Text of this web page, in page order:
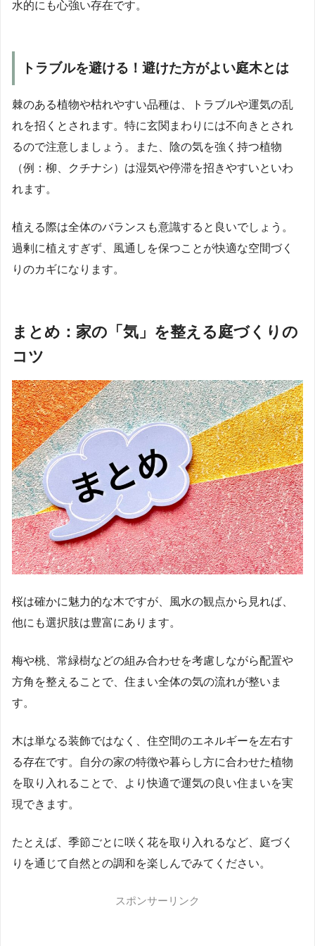
水的にも心強い存在です。
トラブルを避ける！避けた方がよい庭木とは
棘のある植物や枯れやすい品種は、トラブルや運気の乱
れを招くとされます。特に玄関まわりには不向きとされ
るので注意しましょう。また、陰の気を強く持つ植物
（例：柳、クチナシ）は湿気や停滞を招きやすいといわ
れます。
植える際は全体のバランスも意識すると良いでしょう。
過剰に植えすぎず、風通しを保つことが快適な空間づく
りのカギになります。
まとめ：家の「気」を整える庭づくりの
コツ
桜は確かに魅力的な木ですが、風水の観点から見れば、
他にも選択肢は豊富にあります。
梅や桃、常緑樹などの組み合わせを考慮しながら配置や
方角を整えることで、住まい全体の気の流れが整いま
す。
木は単なる装飾ではなく、住空間のエネルギーを左右す
る存在です。自分の家の特徴や暮らし方に合わせた植物
を取り入れることで、より快適で運気の良い住まいを実
現できます。
たとえば、季節ごとに咲く花を取り入れるなど、庭づく
りを通じて自然との調和を楽しんでみてください。
スポンサーリンク